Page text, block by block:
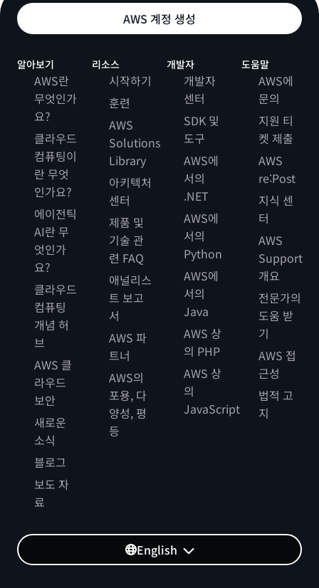
AWS 계정 생성
알아보기
AWS란
무엇인가
요?
클라우드
컴퓨팅이
란 무엇
인가요?
에이전틱
AI란 무
엇인가
요?
클라우드
컴퓨팅
개념 허
브
AWS 클
라우드
보안
새로운
소식
블로그
보도 자
료
리소스
시작하기
훈련
AWS
Solutions
Library
아키텍처
센터
제품 및
기술 관
련 FAQ
애널리스
트 보고
서
AWS 파
트너
AWS의
포용, 다
양성, 평
등
개발자
개발자
센터
SDK 및
도구
AWS에
서의
.NET
AWS에
서의
Python
AWS에
서의
Java
AWS 상
의 PHP
AWS 상
의
JavaScript
도움말
AWS에
문의
지원 티
켓 제출
AWS
re:Post
지식 센
터
AWS
Support
개요
전문가의
도움 받
기
AWS 접
근성
법적 고
지
English